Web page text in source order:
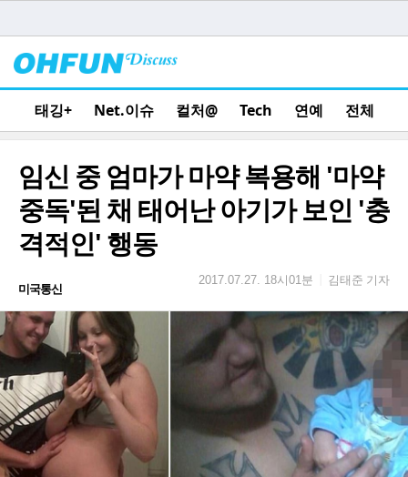
태깅+ Net.이슈 컬처@ Tech 연예 전체
임신 중 엄마가 마약 복용해 '마약
중독'된 채 태어난 아기가 보인 '충
격적인' 행동
미국통신
2017.07.27. 18시01분 김태준 기자